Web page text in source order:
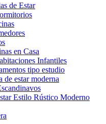
de Estar
en Casa
Infantiles
tipo estudio
de estar moderna
Estilo Rústico Moderno